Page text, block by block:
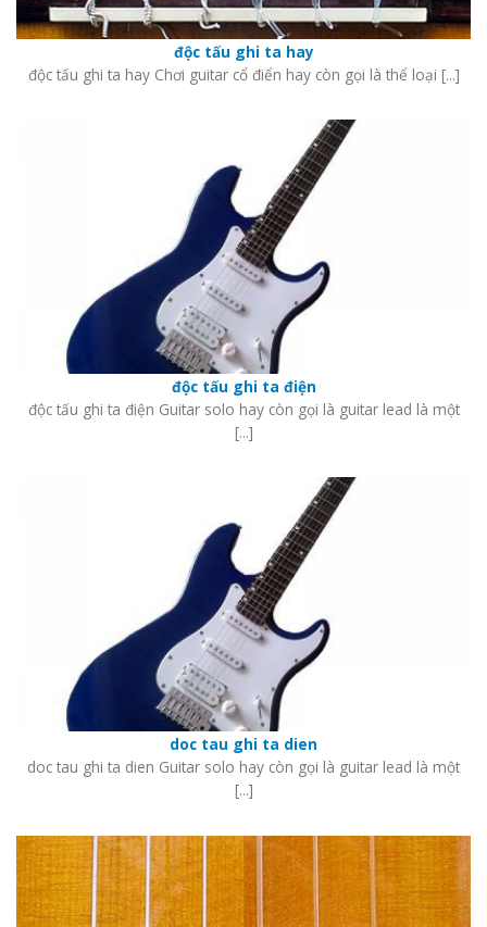
độc tấu ghi ta hay
độc tấu ghi ta hay Chơi guitar cổ điển hay còn gọi là thể loại [...]
độc tấu ghi ta điện
độc tấu ghi ta điện Guitar solo hay còn gọi là guitar lead là một
[...]
doc tau ghi ta dien
doc tau ghi ta dien Guitar solo hay còn gọi là guitar lead là một
[...]